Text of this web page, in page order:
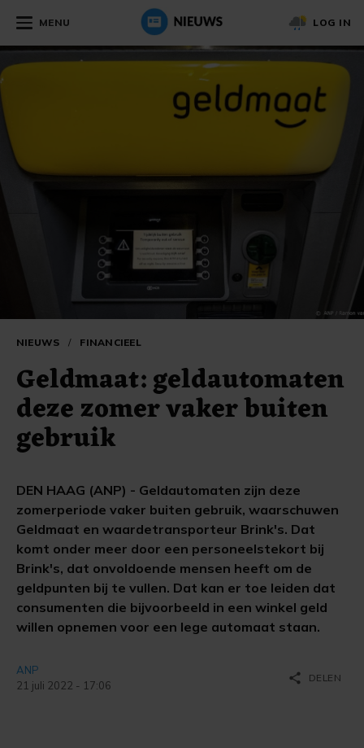
MENU LOG IN
NIEUWS / FINANCIEEL
Geldmaat: geldautomaten
deze zomer vaker buiten
gebruik
DEN HAAG (ANP) - Geldautomaten zijn deze
zomerperiode vaker buiten gebruik, waarschuwen
Geldmaat en waardetransporteur Brink's. Dat
komt onder meer door een personeelstekort bij
Brink's, dat onvoldoende mensen heeft om de
geldpunten bij te vullen. Dat kan er toe leiden dat
consumenten die bijvoorbeeld in een winkel geld
willen opnemen voor een lege automaat staan.
ANP
21 juli 2022 - 17:06
share DELEN